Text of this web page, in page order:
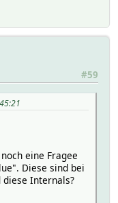
#59
eine Fragee
Diese sind bei
diese Internals?